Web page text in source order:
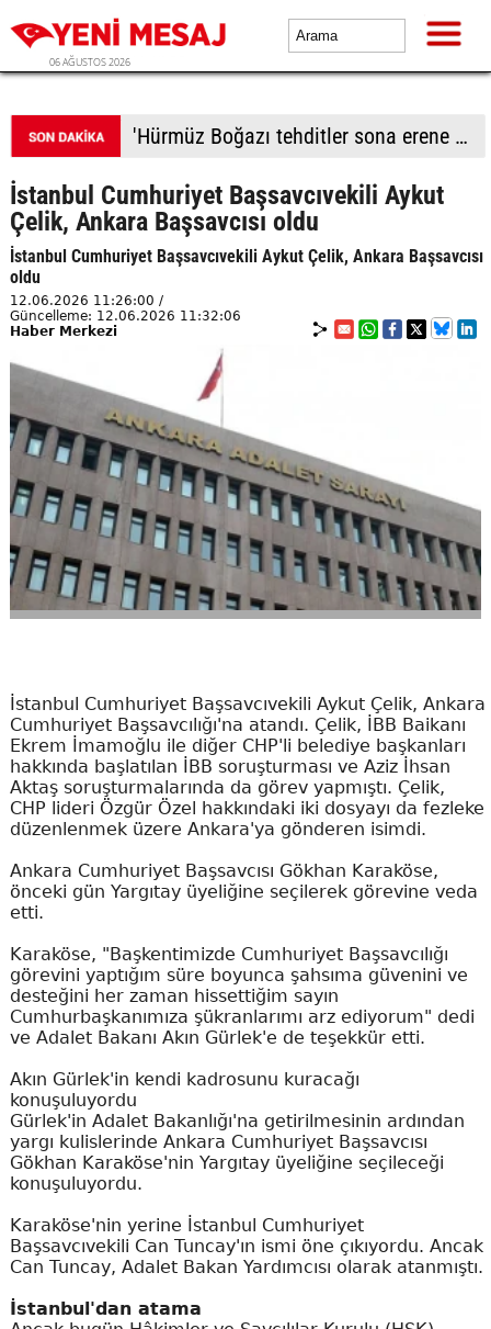
06 AĞUSTOS 2026
'Hürmüz Boğazı tehditler sona erene kadar kapalı kalacak'
İstanbul Cumhuriyet Başsavcıvekili Aykut
Çelik, Ankara Başsavcısı oldu
İstanbul Cumhuriyet Başsavcıvekili Aykut Çelik, Ankara Başsavcısı
oldu
12.06.2026 11:26:00 /
Güncelleme: 12.06.2026 11:32:06
Haber Merkezi
İstanbul Cumhuriyet Başsavcıvekili Aykut Çelik, Ankara
Cumhuriyet Başsavcılığı'na atandı. Çelik, İBB Baikanı
Ekrem İmamoğlu ile diğer CHP'li belediye başkanları
hakkında başlatılan İBB soruşturması ve Aziz İhsan
Aktaş soruşturmalarında da görev yapmıştı. Çelik,
CHP lideri Özgür Özel hakkındaki iki dosyayı da fezleke
düzenlenmek üzere Ankara'ya gönderen isimdi.
Ankara Cumhuriyet Başsavcısı Gökhan Karaköse,
önceki gün Yargıtay üyeliğine seçilerek görevine veda
etti.
Karaköse, "Başkentimizde Cumhuriyet Başsavcılığı
görevini yaptığım süre boyunca şahsıma güvenini ve
desteğini her zaman hissettiğim sayın
Cumhurbaşkanımıza şükranlarımı arz ediyorum" dedi
ve Adalet Bakanı Akın Gürlek'e de teşekkür etti.
Akın Gürlek'in kendi kadrosunu kuracağı
konuşuluyordu
Gürlek'in Adalet Bakanlığı'na getirilmesinin ardından
yargı kulislerinde Ankara Cumhuriyet Başsavcısı
Gökhan Karaköse'nin Yargıtay üyeliğine seçileceği
konuşuluyordu.
Karaköse'nin yerine İstanbul Cumhuriyet
Başsavcıvekili Can Tuncay'ın ismi öne çıkıyordu. Ancak
Can Tuncay, Adalet Bakan Yardımcısı olarak atanmıştı.
İstanbul'dan atama